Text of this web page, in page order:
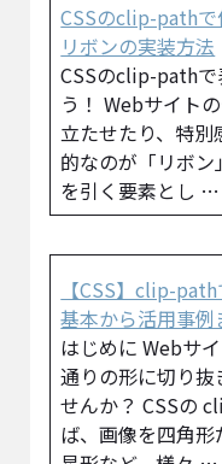
CSSのclip-pathで
リボンの実装方法
CSSのclip-pathで
う！ Webサイト
立たせたり、特
的なのが「リボン
を引く要素とし …
【CSS】clip-
基本から活用事
はじめに Webサ
通りの形に切り
せんか？ CSSの
ば、画像を四角形